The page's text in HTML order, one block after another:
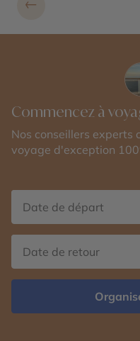
Commencez à
Nos conseillers experts
voyage d'exception